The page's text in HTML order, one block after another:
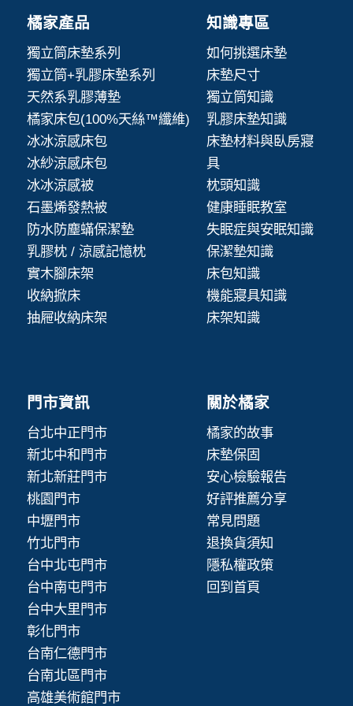
橘家產品
獨立筒床墊系列
獨立筒+乳膠床墊系列
天然系乳膠薄墊
橘家床包(100%天絲™纖維)
冰冰涼感床包
冰紗涼感床包
冰冰涼感被
石墨烯發熱被
防水防塵蟎保潔墊
乳膠枕 / 涼感記憶枕
實木腳床架
收納掀床
抽屜收納床架
知識專區
如何挑選床墊
床墊尺寸
獨立筒知識
乳膠床墊知識
床墊材料與臥房寢
具
枕頭知識
健康睡眠教室
失眠症與安眠知識
保潔墊知識
床包知識
機能寢具知識
床架知識
門市資訊
台北中正門市
新北中和門市
新北新莊門市
桃園門市
中壢門市
竹北門市
台中北屯門市
台中南屯門市
台中大里門市
彰化門市
台南仁德門市
台南北區門市
高雄美術館門市
關於橘家
橘家的故事
床墊保固
安心檢驗報告
好評推薦分享
常見問題
退換貨須知
隱私權政策
回到首頁